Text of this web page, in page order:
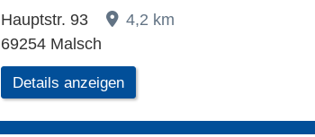
Hauptstr. 93
4,2 km
69254 Malsch
Details anzeigen